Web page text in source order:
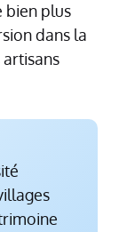
bien plus
dans la